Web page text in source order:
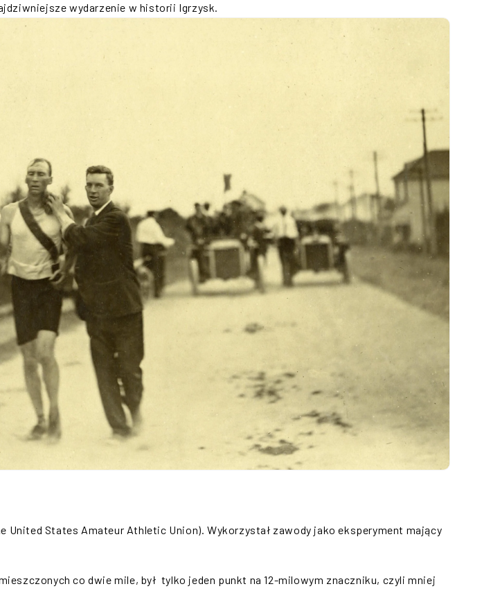
wydarzenie w historii Igrzysk.
United States Amateur Athletic Union). Wykorzystał zawody jako eksperyment mający
co dwie mile, był tylko jeden punkt na 12-milowym znaczniku, czyli mniej